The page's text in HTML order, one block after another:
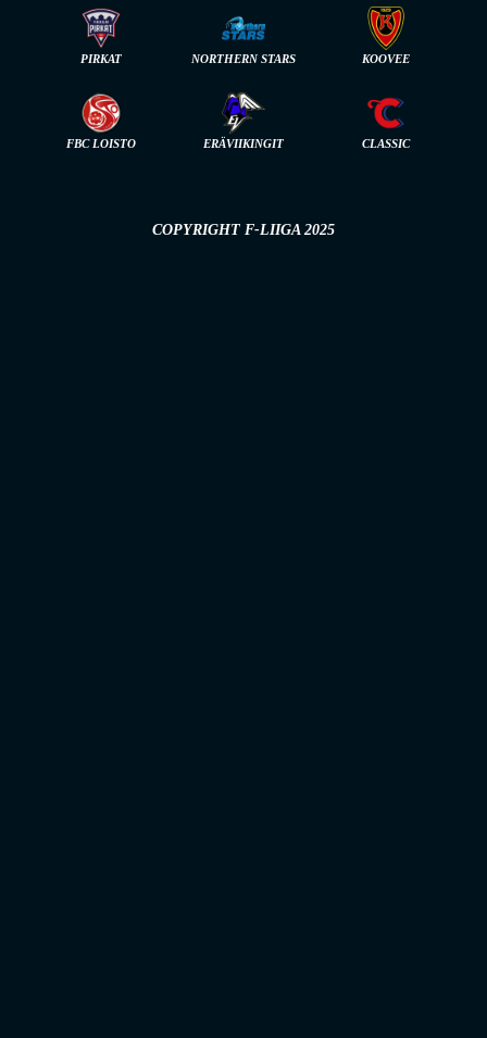
PIRKAT NORTHERN STARS KOOVEE
FBC LOISTO ERÄVIIKINGIT CLASSIC
COPYRIGHT F-LIIGA 2025